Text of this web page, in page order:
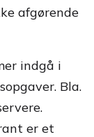
afgørende
indgå i
Bla.
er et